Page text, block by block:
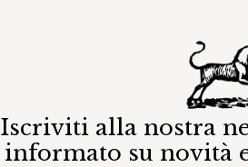
Iscriviti alla nostra
informato su novità